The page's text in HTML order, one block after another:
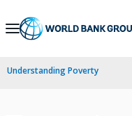
Skip
Navigation
Understanding Poverty